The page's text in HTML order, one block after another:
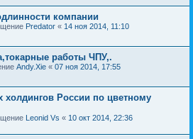
компании
Predator « 14 ноя 2014, 11:10
работы ЧПУ,.
Andy.Xie « 07 ноя 2014, 17:55
холдингов России по цветному
Leonid Vs « 10 окт 2014, 22:36